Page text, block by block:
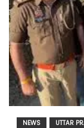
NEWS UTTAR